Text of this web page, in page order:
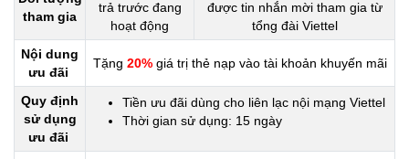
tham gia
trả trước đang
hoạt động
được tin nhắn mời tham gia từ
tổng đài Viettel
Nội dung
ưu đãi
Tặng 20% giá trị thẻ nạp vào tài khoản khuyến mãi
Quy định
sử dụng
ưu đãi
Tiền ưu đãi dùng cho liên lạc nội mạng Viettel
Thời gian sử dụng: 15 ngày